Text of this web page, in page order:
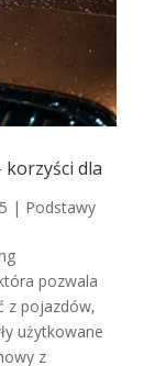
korzyści dla
| Podstawy
pozwala
z pojazdów,
użytkowane
z